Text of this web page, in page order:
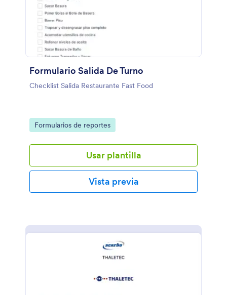
Formulario Salida De Turno
Checklist Salida Restaurante Fast Food
Go to Category:
Formularios de reportes
Usar plantilla
Vista previa